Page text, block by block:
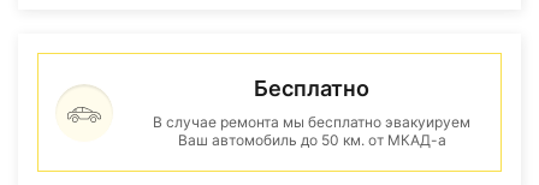
Бесплатно
В случае ремонта мы бесплатно эвакуируем
Ваш автомобиль до 50 км. от МКАД-а